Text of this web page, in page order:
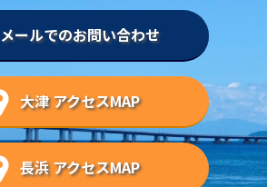
メールでのお問い合わせ
大津 アクセスMAP
長浜 アクセスMAP